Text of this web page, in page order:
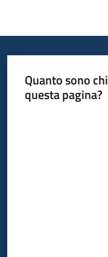
Quanto sono
questa pagina?